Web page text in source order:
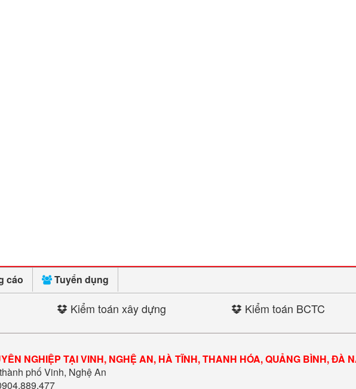
cáo Tuyển dụng
Kiểm toán xây dựng Kiểm toán BCTC
NGHIỆP TẠI VINH, NGHỆ AN, HÀ TĨNH, THANH HÓA, QUẢNG BÌNH, ĐÀ
phố Vinh, Nghệ An